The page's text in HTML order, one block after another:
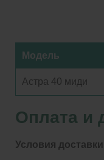
Модель
Астра 40 миди
Оплата и
Условия доставки